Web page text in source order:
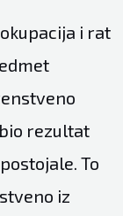
i rat
rezultat
To
iz